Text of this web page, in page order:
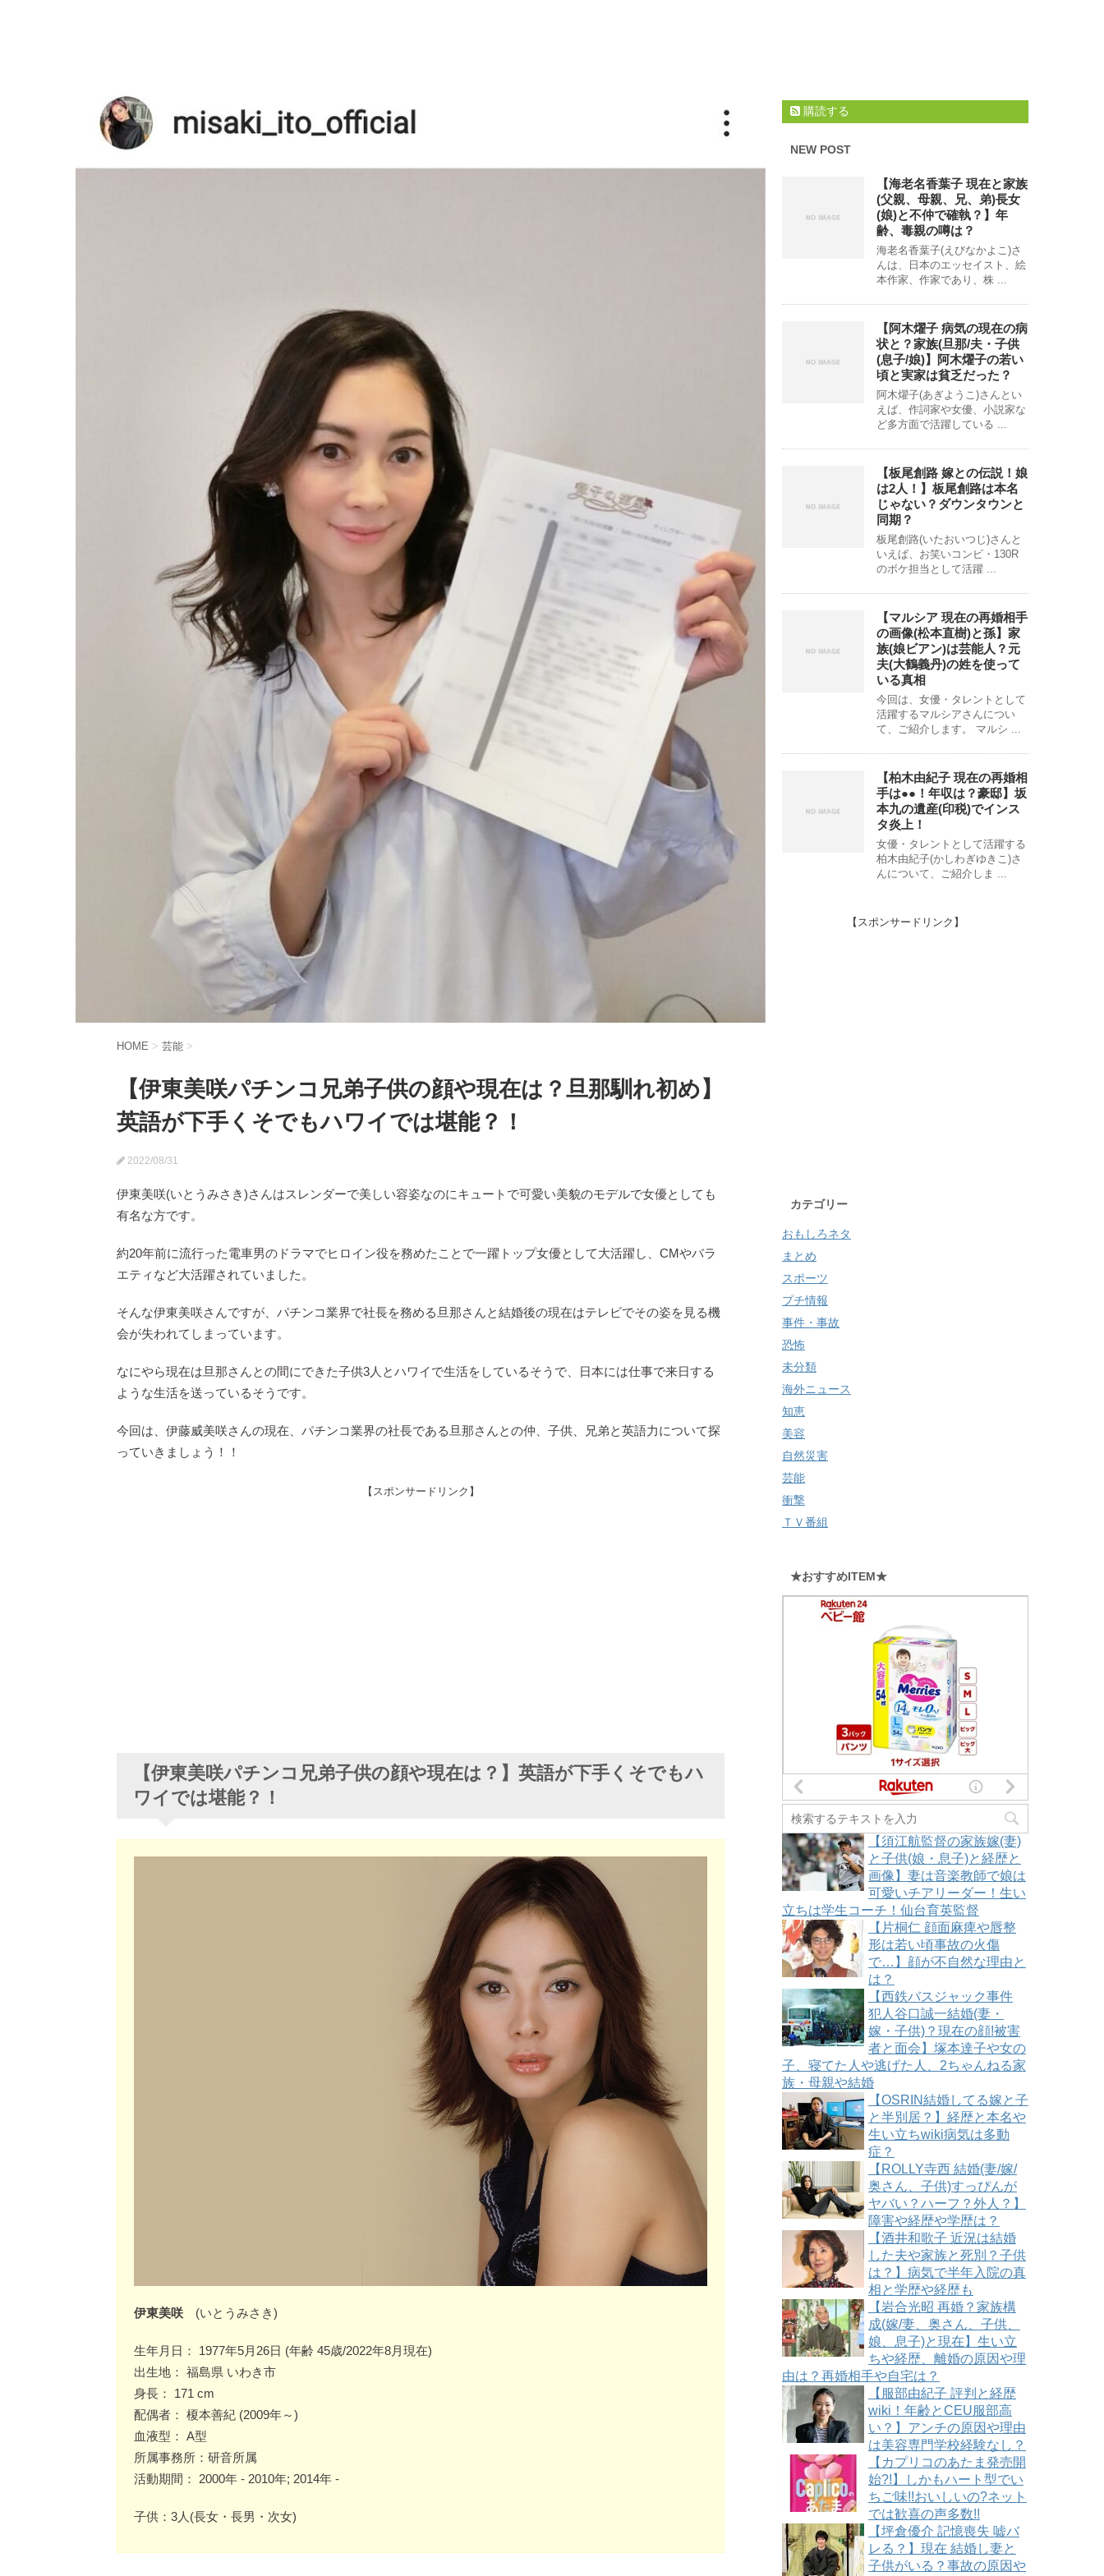
HOME > 芸能 >
【伊東美咲パチンコ兄弟子供の顔や現在は？旦那馴れ初め】
英語が下手くそでもハワイでは堪能？！
2022/08/31
伊東美咲(いとうみさき)さんはスレンダーで美しい容姿なのにキュートで可愛い美貌のモデルで女優としても
有名な方です。
約20年前に流行った電車男のドラマでヒロイン役を務めたことで一躍トップ女優として大活躍し、CMやバラ
エティなど大活躍されていました。
そんな伊東美咲さんですが、パチンコ業界で社長を務める旦那さんと結婚後の現在はテレビでその姿を見る機
会が失われてしまっています。
なにやら現在は旦那さんとの間にできた子供3人とハワイで生活をしているそうで、日本には仕事で来日する
ような生活を送っているそうです。
今回は、伊藤威美咲さんの現在、パチンコ業界の社長である旦那さんとの仲、子供、兄弟と英語力について探
っていきましょう！！
【スポンサードリンク】
【伊東美咲パチンコ兄弟子供の顔や現在は？】英語が下手くそでもハ
ワイでは堪能？！
伊東美咲 (いとうみさき)
生年月日： 1977年5月26日 (年齢 45歳/2022年8月現在)
出生地： 福島県 いわき市
身長： 171 cm
配偶者： 榎本善紀 (2009年～)
血液型： A型
所属事務所：研音所属
活動期間： 2000年 - 2010年; 2014年 -
子供：3人(長女・長男・次女)
購読する
NEW POST
【海老名香葉子 現在と家族
(父親、母親、兄、弟)長女
(娘)と不仲で確執？】年
齢、毒親の噂は？
海老名香葉子(えびなかよこ)さ
んは、日本のエッセイスト、絵
本作家、作家であり、株 ...
【阿木燿子 病気の現在の病
状と？家族(旦那/夫・子供
(息子/娘)】阿木燿子の若い
頃と実家は貧乏だった？
阿木燿子(あぎようこ)さんとい
えば、作詞家や女優、小説家な
ど多方面で活躍している ...
【板尾創路 嫁との伝説！娘
は2人！】板尾創路は本名
じゃない？ダウンタウンと
同期？
板尾創路(いたおいつじ)さんと
いえば、お笑いコンビ・130R
のボケ担当として活躍 ...
【マルシア 現在の再婚相手
の画像(松本直樹)と孫】家
族(娘ビアン)は芸能人？元
夫(大鶴義丹)の姓を使って
いる真相
今回は、女優・タレントとして
活躍するマルシアさんについ
て、ご紹介します。 マルシ ...
【柏木由紀子 現在の再婚相
手は●●！年収は？豪邸】坂
本九の遺産(印税)でインス
タ炎上！
女優・タレントとして活躍する
柏木由紀子(かしわぎゆきこ)さ
んについて、ご紹介しま ...
【スポンサードリンク】
カテゴリー
おもしろネタ
まとめ
スポーツ
プチ情報
事件・事故
恐怖
未分類
海外ニュース
知恵
美容
自然災害
芸能
衝撃
ＴＶ番組
★おすすめITEM★
【須江航監督の家族嫁(妻)
と子供(娘・息子)と経歴と
画像】妻は音楽教師で娘は
可愛いチアリーダー！生い
立ちは学生コーチ！仙台育英監督
【片桐仁 顔面麻痺や唇整
形は若い頃事故の火傷
で…】顔が不自然な理由と
は？
【西鉄バスジャック事件
犯人谷口誠一結婚(妻・
嫁・子供)？現在の顔!被害
者と面会】塚本達子や女の
子、寝てた人や逃げた人、2ちゃんねる家
族・母親や結婚
【OSRIN結婚してる嫁と子
と半別居？】経歴と本名や
生い立ちwiki病気は多動
症？
【ROLLY寺西 結婚(妻/嫁/
奥さん、子供)すっぴんが
ヤバい？ハーフ？外人？】
障害や経歴や学歴は？
【酒井和歌子 近況は結婚
した夫や家族と死別？子供
は？】病気で半年入院の真
相と学歴や経歴も
【岩合光昭 再婚？家族構
成(嫁/妻、奥さん、子供、
娘、息子)と現在】生い立
ちや経歴、離婚の原因や理
由は？再婚相手や自宅は？
【服部由紀子 評判と経歴
wiki！年齢とCEU服部高
い？】アンチの原因や理由
は美容専門学校経験なし？
【カプリコのあたま発売開
始?!】しかもハート型でい
ちご味!!おいしいの?ネット
では歓喜の声多数!!
【坪倉優介 記憶喪失 嘘バ
レる？】現在 結婚し妻と
子供がいる？事故の原因や